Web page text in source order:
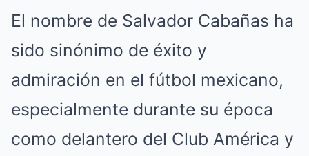
El nombre de Salvador Cabañas ha
sido sinónimo de éxito y
admiración en el fútbol mexicano,
especialmente durante su época
como delantero del Club América y